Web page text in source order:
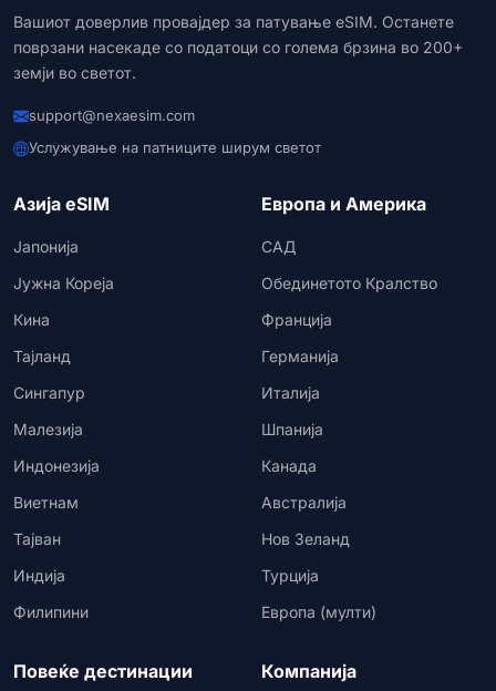
Вашиот доверлив провајдер за патување eSIM. Останете
поврзани насекаде со податоци со голема брзина во 200+
земји во светот.
support@nexaesim.com
Услужување на патниците ширум светот
Азија eSIM
Јапонија
Јужна Кореја
Кина
Тајланд
Сингапур
Малезија
Индонезија
Виетнам
Тајван
Индија
Филипини
Европа и Америка
САД
Обединетото Кралство
Франција
Германија
Италија
Шпанија
Канада
Австралија
Нов Зеланд
Турција
Европа (мулти)
Повеќе дестинации Компанија